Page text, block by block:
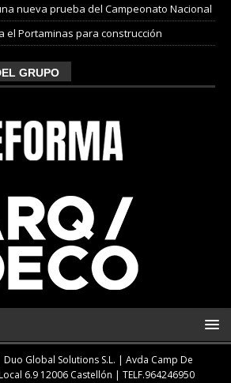
nueva prueba del Campeonato Nacional
el Portaminas para construcción
GRUPO
Global Solutions S.L. | Avda Camp De
6.9 12006 Castellón | TELF.964246950